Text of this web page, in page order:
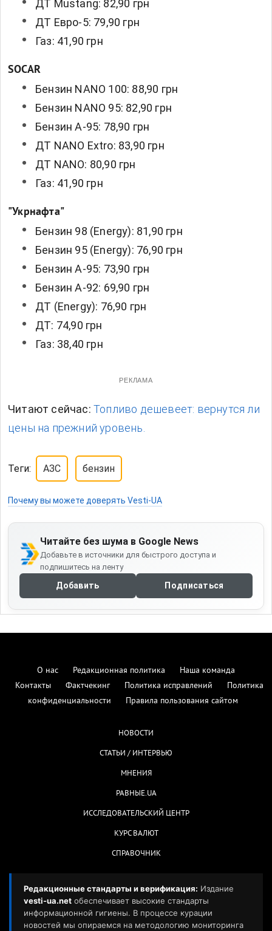
ДТ Mustang: 82,90 грн
ДТ Евро-5: 79,90 грн
Газ: 41,90 грн
SOCAR
Бензин NANO 100: 88,90 грн
Бензин NANO 95: 82,90 грн
Бензин А-95: 78,90 грн
ДТ NANO Extro: 83,90 грн
ДТ NANO: 80,90 грн
Газ: 41,90 грн
"Укрнафта"
Бензин 98 (Energy): 81,90 грн
Бензин 95 (Energy): 76,90 грн
Бензин А-95: 73,90 грн
Бензин А-92: 69,90 грн
ДТ (Energy): 76,90 грн
ДТ: 74,90 грн
Газ: 38,40 грн
РЕКЛАМА
Читают сейчас: Топливо дешевеет: вернутся ли
цены на прежний уровень.
Теги: АЗС бензин
Почему вы можете доверять Vesti-UA
Читайте без шума в Google News
Добавьте в источники для быстрого доступа и
подпишитесь на ленту
Добавить Подписаться
О нас Редакционная политика
Наша команда
Контакты
Фактчекинг Политика исправлений
Политика
конфиденциальности
Правила пользования сайтом
НОВОСТИ
СТАТЬИ / ИНТЕРВЬЮ
МНЕНИЯ
РАВНЫЕ.UA
ИССЛЕДОВАТЕЛЬСКИЙ ЦЕНТР
КУРС ВАЛЮТ
СПРАВОЧНИК
Редакционные стандарты и верификация: Издание
vesti-ua.net обеспечивает высокие стандарты
информационной гигиены. В процессе курации
новостей мы опираемся на методологию мониторинга